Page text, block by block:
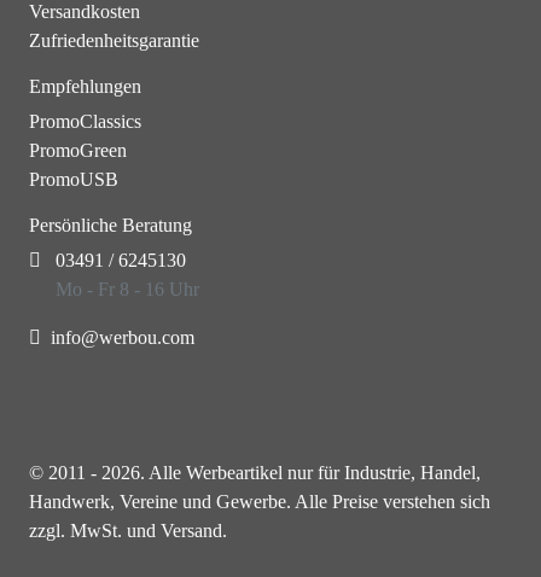
Versandkosten
Zufriedenheitsgarantie
Empfehlungen
PromoClassics
PromoGreen
PromoUSB
Persönliche Beratung
03491 / 6245130
Mo - Fr 8 - 16 Uhr
info@werbou.com
© 2011 - 2026. Alle Werbeartikel nur für Industrie, Handel,
Handwerk, Vereine und Gewerbe. Alle Preise verstehen sich
zzgl. MwSt. und Versand.